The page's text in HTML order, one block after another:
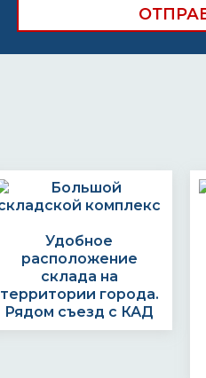
Удобное
расположение
склада на
территории города.
Рядом съезд с КАД